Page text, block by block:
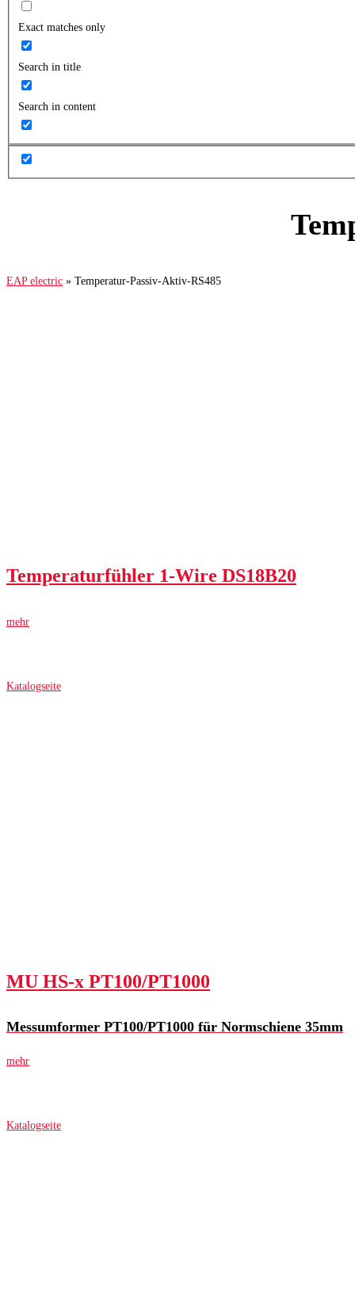
Exact matches only
Search in title
Search in content
EAP electric » Temperatur-Passiv-Aktiv-RS485
Temperaturfühler 1-Wire DS18B20
mehr
Katalogseite
MU HS-x PT100/PT1000
Messumformer PT100/PT1000 für Normschiene 35mm
mehr
Katalogseite